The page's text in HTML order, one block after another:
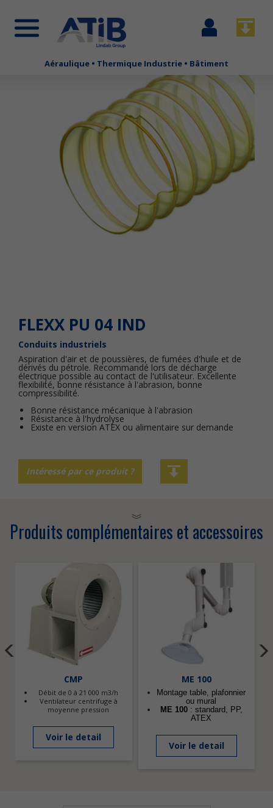
Aéraulique • Thermique Industrie • Bâtiment
FLEXX PU 04 IND
Conduits industriels
Aspiration d'air et de poussières, de fumées d'huile et de
dérivés du pétrole. Recommandé lors de décharge
électrique possible au contact de l'utilisateur. Excellente
flexibilité, bonne résistance à l'abrasion, bonne
compressibilité.
Bonne résistance mécanique à l'abrasion
Résistance à l'hydrolyse
Existe en version ATEX ou alimentaire sur demande
Intéressé par ce produit ?
Produits complémentaires et accessoires
CMP
Débit de 0 à 21 000 m3/h
Ventilateur centrifuge à
moyenne pression
Voir le detail
ME 100
Montage table, plafonnier
ou mural
ME 100 : standard, PP,
ATEX
Voir le detail